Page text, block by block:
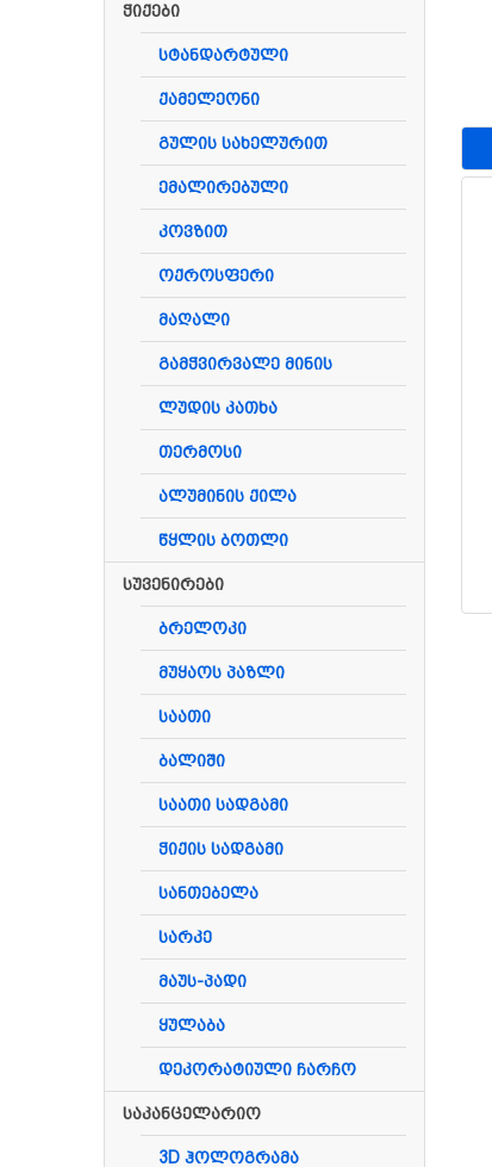
ჭიქები
სტანდარტული
ქამელეონი
გულის სახელურით
ემალირებული
კოვზით
ოქროსფერი
მაღალი
გამჭვირვალე მინის
ლუდის კათხა
თერმოსი
ალუმინის ქილა
წყლის ბოთლი
სუვენირები
ბრელოკი
მუყაოს პაზლი
საათი
ბალიში
საათი სადგამი
ჭიქის სადგამი
სანთებელა
სარკე
მაუს-პადი
ყულაბა
დეკორატიული ჩარჩო
საკანცელარიო
3D ჰოლოგრამა